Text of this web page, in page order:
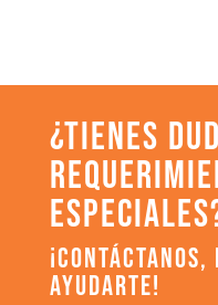
¿TIENES
AYUDARTE!